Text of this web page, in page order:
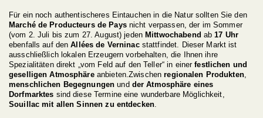
Für ein noch authentischeres Eintauchen in die Natur sollten Sie den
Marché de Producteurs de Paysnicht verpassen, der im Sommer
(vom 2. Juli bis zum 27. August) jeden Mittwochabend ab17 Uhr
ebenfalls auf denAllées de Verninacstattfindet. Dieser Markt ist
ausschließlich lokalen Erzeugern vorbehalten, die Ihnen ihre
Spezialitäten direkt „vom Feld auf den Teller“ in einerfestlichen und
geselligen Atmosphäreanbieten.Zwischenregionalen Produkten,
menschlichen Begegnungen und der Atmosphäre eines
Dorfmarktes sind diese Termine eine wunderbare Möglichkeit,
Souillac mit allen Sinnen zu entdecken.